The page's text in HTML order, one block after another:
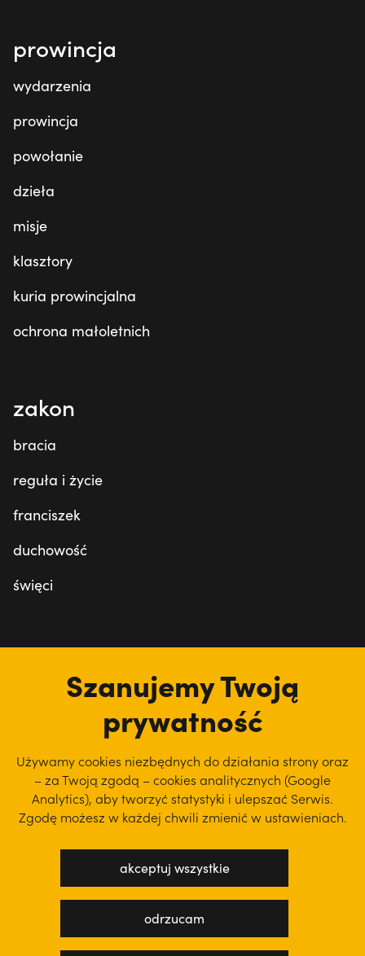
prowincja
wydarzenia
prowincja
powołanie
dzieła
misje
klasztory
kuria prowincjalna
ochrona małoletnich
zakon
bracia
reguła i życie
franciszek
duchowość
święci
regulamin serwisu
Szanujemy Twoją
prywatność
Używamy cookies niezbędnych do działania strony oraz
– za Twoją zgodą – cookies analitycznych (Google
Analytics), abytworzyć statystyki i ulepszać Serwis.
Zgodę możesz w każdej chwili zmienić w ustawieniach.
akceptuj wszystkie
odrzucam